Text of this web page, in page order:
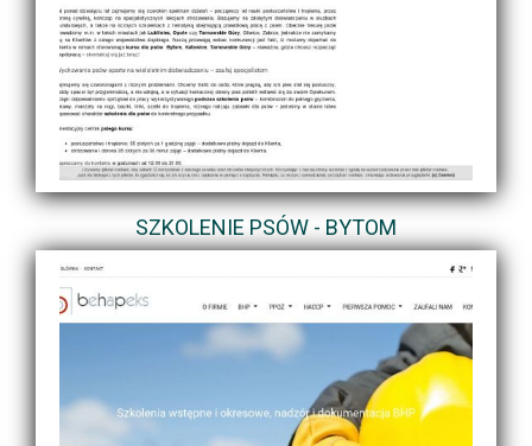
SZKOLENIE PSÓW - BYTOM